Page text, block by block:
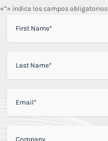
«*» indica los campos obligatorios